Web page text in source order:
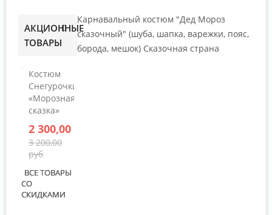
АКЦИОННЫЕ
ТОВАРЫ
Костюм
Снегурочки
«Морозная
сказка»
2 300,00 руб
3 200,00
руб
ВСЕ ТОВАРЫ
СО
СКИДКАМИ
Карнавальный костюм "Дед Мороз
сказочный" (шуба, шапка, варежки, пояс,
борода, мешок) Сказочная страна